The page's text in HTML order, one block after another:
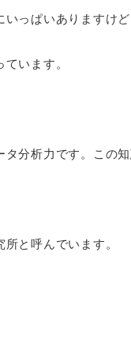
いっぱいありますけ
います。
分析力です。この
と呼んでいます。